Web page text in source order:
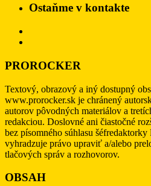
Ostaňme v kontakte
PROROCKER
Textový, obrazový a iný dostupný
www.prorocker.sk je chránený
autorov pôvodných materiálov a
redakciou. Doslovné ani čiastočné
bez písomného súhlasu
vyhradzuje právo upraviť a/alebo
tlačových správ a rozhovorov.
OBSAH